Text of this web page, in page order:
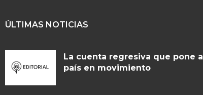
ÚLTIMAS NOTICIAS
La cuenta regresiva que pone al
país en movimiento